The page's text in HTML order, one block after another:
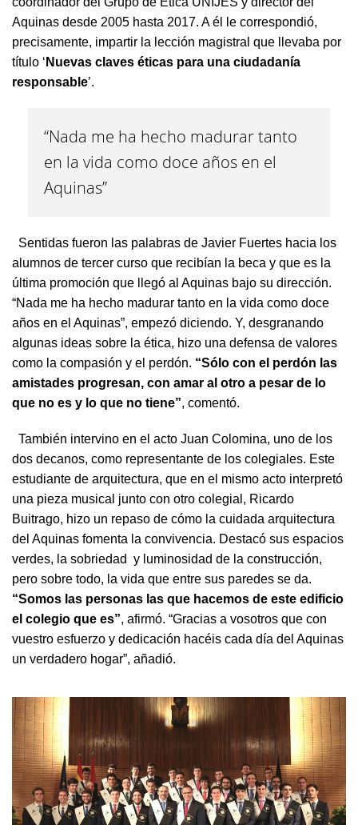
Aquinas desde 2005 hasta 2017. A él le correspondió,
precisamente, impartir la lección magistral que llevaba por
título ‘ Nuevas claves éticas para una ciudadanía
responsable’.
“Nada me ha hecho madurar tanto
en la vida como doce años en el
Aquinas”
Sentidas fueron las palabras de Javier Fuertes hacia los
alumnos de tercer curso que recibían la beca y que es la
última promoción que llegó al Aquinas bajo su dirección.
“Nada me ha hecho madurar tanto en la vida como doce
años en el Aquinas”, empezó diciendo. Y, desgranando
algunas ideas sobre la ética, hizo una defensa de valores
como la compasión y el perdón. “Sólo con el perdón las
amistades progresan, con amar al otro a pesar de lo
que no es y lo que no tiene”, comentó.
También intervino en el acto Juan Colomina, uno de los
dos decanos, como representante de los colegiales. Este
estudiante de arquitectura, que en el mismo acto interpretó
una pieza musical junto con otro colegial, Ricardo
Buitrago, hizo un repaso de cómo la cuidada arquitectura
del Aquinas fomenta la convivencia. Destacó sus espacios
verdes, la sobriedad y luminosidad de la construcción,
pero sobre todo, la vida que entre sus paredes se da.
“Somos las personas las que hacemos de este edificio
el colegio que es”, afirmó. “Gracias a vosotros que con
vuestro esfuerzo y dedicación hacéis cada día del Aquinas
un verdadero hogar”, añadió.